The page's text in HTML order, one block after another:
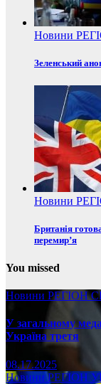
Новини
Зеленський
Новини
Британія
перемир’я
You missed
Новини РЕГІОН
У загальному
Україна третя
08.17.2025
НовиниРЕГІОН